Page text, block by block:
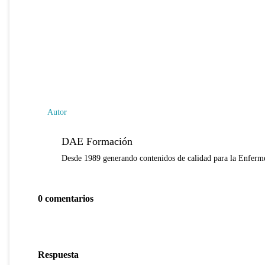
Autor
DAE Formación
Desde 1989 generando contenidos de calidad para la
0 comentarios
Respuesta